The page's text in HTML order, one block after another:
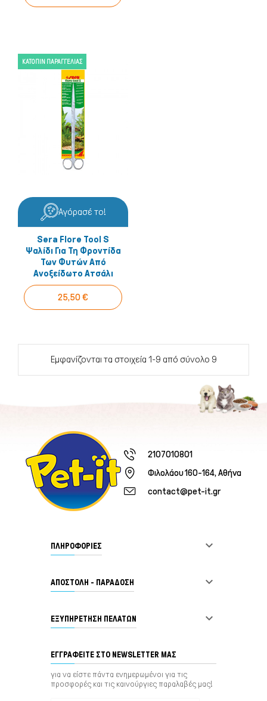
ΚΑΤΌΠΙΝ ΠΑΡΑΓΓΕΛΊΑΣ
Αγόρασέ το!
Sera Flore Tool S
Ψαλίδι Για Τη Φροντίδα
Των Φυτών Από
Ανοξείδωτο Ατσάλι
25,50 €
Εμφανίζονται τα στοιχεία 1-9 από σύνολο 9
2107010801
Φιλολάου 160-164, Αθήνα
contact@pet-it.gr
ΠΛΗΡΟΦΟΡΙΕΣ 
ΑΠΟΣΤΟΛΗ - ΠΑΡΑΔΟΣΗ 
ΕΞΥΠΗΡΈΤΗΣΗ ΠΕΛΑΤΏΝ 
ΕΓΓΡΑΦΕΊΤΕ ΣΤΟ NEWSLETTER ΜΑΣ
για να είστε πάντα ενημερωμένοι για τις
προσφορές και τις καινούργιες παραλαβές μας!